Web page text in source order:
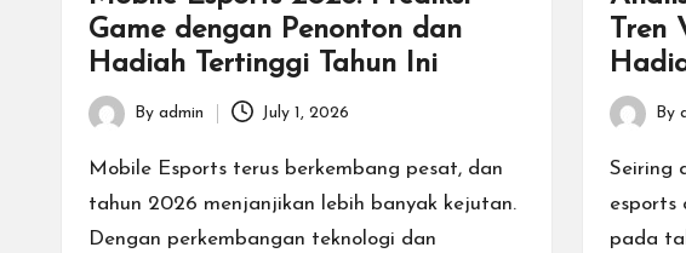
rtGame dengan Penonton dan
Hadiah Tertinggi Tahun Ini
Posted
by
By admin July 1, 2026
Mobile Esports terus berkembang pesat, dan
tahun 2026 menjanjikan lebih banyak kejutan.
Dengan perkembangan teknologi dan
Posted
by
By
Seiring
esports
pada